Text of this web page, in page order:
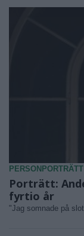
PERSONPORTRÄTT
Porträtt:
fyrtio år
"Jag somnade på